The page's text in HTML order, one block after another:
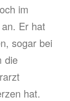
im
Er hat
sogar bei
die
hat.